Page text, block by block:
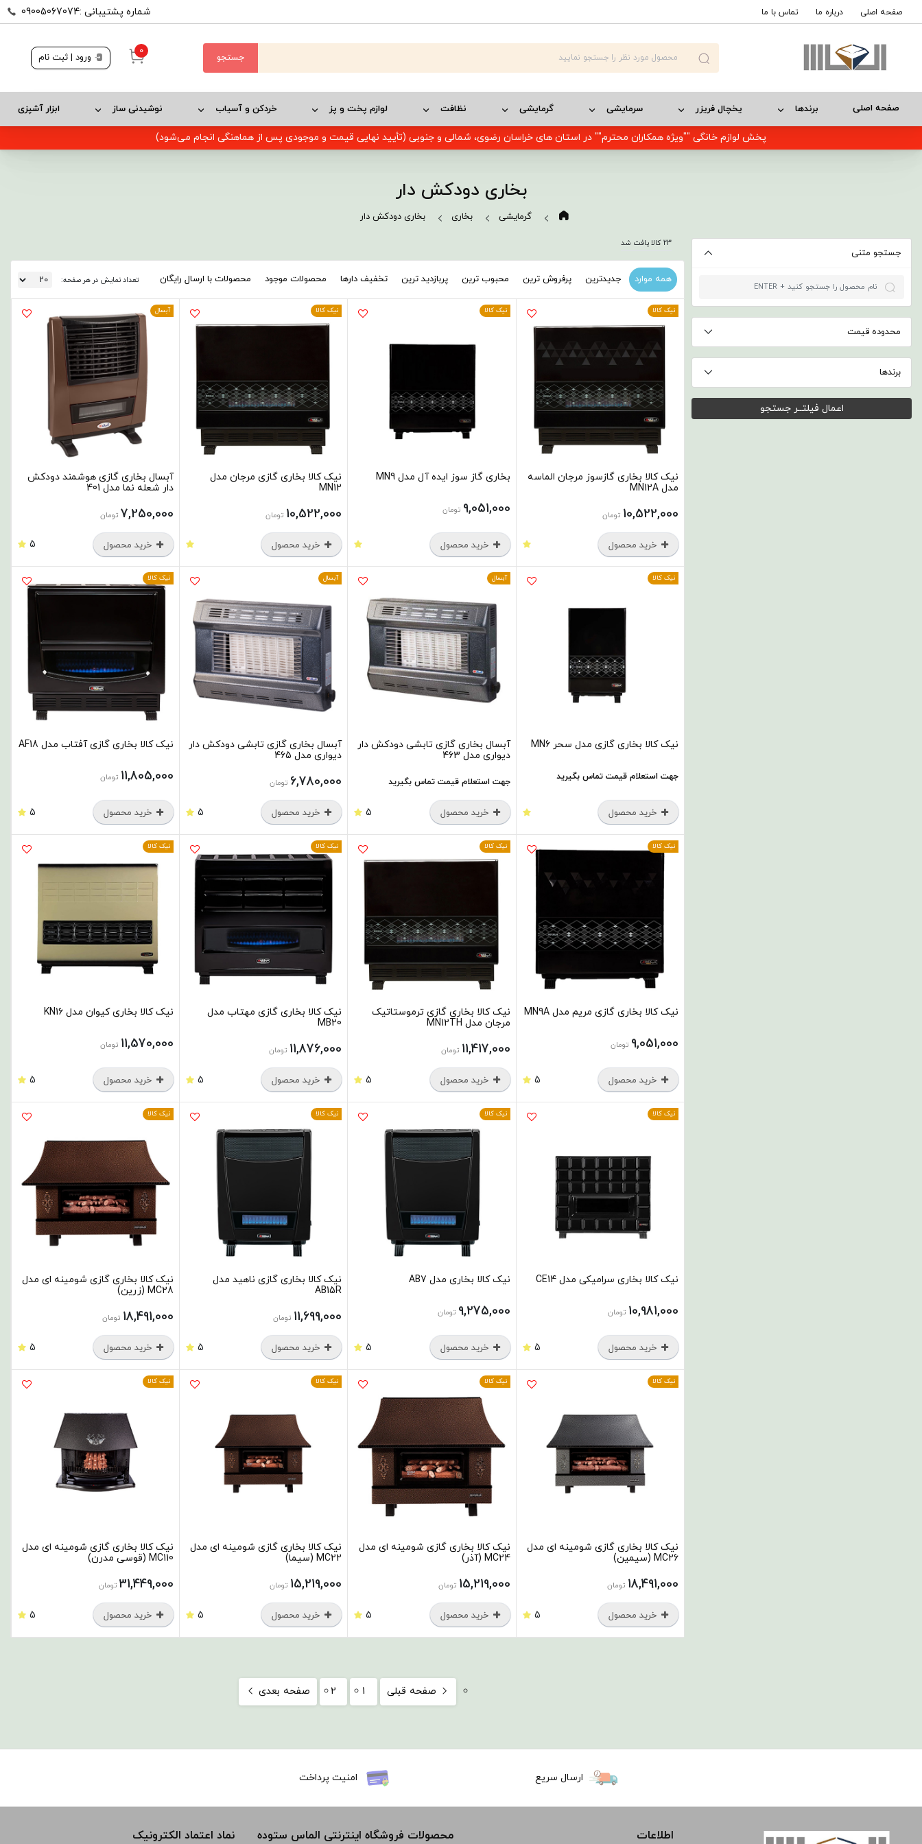
صفحه اصلی درباره ما تماس با ما شماره پشتیبانی :09005067074
جستجو
0
ورود | ثبت نام
صفحه اصلی برندها یخچال فریزر سرمایشی گرمایشی نظافت لوازم پخت و پز خردکن و آسیاب نوشیدنی ساز ابزار آشپزی
پخش لوازم خانگی ""ویژه همکاران محترم"" در استان های خراسان رضوی، شمالی و جنوبی (تأیید نهایی قیمت و موجودی پس از هماهنگی انجام می‌شود)
بخاری دودکش دار
گرمایشی بخاری بخاری دودکش دار
جستجو متنی
محدوده قیمت
برندها
اعمال فیلتــر جستجو
23 کالا یافت شد
همه موارد جدیدترین پرفروش ترین محبوب ترین پربازدید ترین تخفیف دارها محصولات موجود محصولات با ارسال رایگان تعداد نمایش در هر صفحه:
نیک کالا
نیک کالا بخاری گازسوز مرجان الماسه
مدل MN12A
10,522,000 تومان
خرید محصول
نیک کالا
بخاری گاز سوز ایده آل مدل MN9
9,051,000 تومان
خرید محصول
نیک کالا
نیک کالا بخاری گازی مرجان مدل
MN12
10,522,000 تومان
خرید محصول
آبسال
آبسال بخاری گازی هوشمند دودکش
دار شعله نما مدل 401
7,250,000 تومان
خرید محصول 5
نیک کالا
نیک کالا بخاری گازی مدل سحر MN6
جهت استعلام قیمت تماس بگیرید
خرید محصول
آبسال
آبسال بخاری گازی تابشی دودکش دار
دیواری مدل 463
جهت استعلام قیمت تماس بگیرید
خرید محصول 5
آبسال
آبسال بخاری گازی تابشی دودکش دار
دیواری مدل 465
6,780,000 تومان
خرید محصول 5
نیک کالا
نیک کالا بخاری گازی آفتاب مدل AF18
11,805,000 تومان
خرید محصول 5
نیک کالا
نیک کالا بخاری گازی مریم مدل MN9A
9,051,000 تومان
خرید محصول 5
نیک کالا
نیک کالا بخاری گازی ترموستاتیک
مرجان مدل MN12TH
11,417,000 تومان
خرید محصول 5
نیک کالا
نیک کالا بخاری گازی مهتاب مدل
MB20
11,876,000 تومان
خرید محصول 5
نیک کالا
نیک کالا بخاری کیوان مدل KN16
11,570,000 تومان
خرید محصول 5
نیک کالا
نیک کالا بخاری سرامیکی مدل CE14
10,981,000 تومان
خرید محصول 5
نیک کالا
نیک کالا بخاری مدل AB7
9,275,000 تومان
خرید محصول 5
نیک کالا
نیک کالا بخاری گازی ناهید مدل
AB15R
11,699,000 تومان
خرید محصول 5
نیک کالا
نیک کالا بخاری گازی شومینه ای مدل
MC28 (زرین)
18,491,000 تومان
خرید محصول 5
نیک کالا
نیک کالا بخاری گازی شومینه ای مدل
MC26 (سیمین)
18,491,000 تومان
خرید محصول 5
نیک کالا
نیک کالا بخاری گازی شومینه ای مدل
MC24 (آذر)
15,219,000 تومان
خرید محصول 5
نیک کالا
نیک کالا بخاری گازی شومینه ای مدل
MC22 (سیما)
15,219,000 تومان
خرید محصول 5
نیک کالا
نیک کالا بخاری گازی شومینه ای مدل
MC110 (قوسی مدرن)
31,449,000 تومان
خرید محصول 5
صفحه قبلی 1
2 صفحه بعدی
ارسال سریع امنیت پرداخت
اطلاعات
محصولات فروشگاه اینترنتی الماس ستوده
نماد اعتماد الکترونیک